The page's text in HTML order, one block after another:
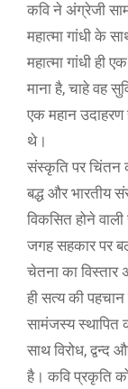
कवि ने अंग्रेजी
महात्मा गांधी के
महात्मा गांधी ही
माना है, चाहे वह
एक महान उदाहरण
थे।
संस्कृति पर चिंतन
बद्ध और भारतीय
विकसित होने
जगह सहकार पर
चेतना का
ही सत्य की
सामंजस्य स्थापित
साथ विरोध,
है। कवि प्रकृति